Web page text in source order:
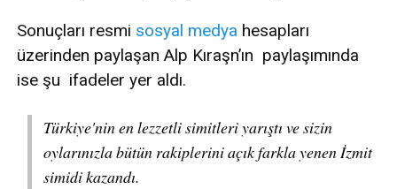
Sonuçları resmi sosyal medya hesapları
üzerinden paylaşan Alp Kıraşn’ın paylaşımında
ise şu ifadeler yer aldı.
Türkiye'nin en lezzetli simitleri yarıştı ve sizin
oylarınızla bütün rakiplerini açık farkla yenen İzmit
simidi kazandı.